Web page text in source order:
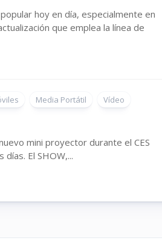
hoy en día, especialmente en
que emplea la línea de
Media Portátil Vídeo
mini proyector durante el CES
El SHOW,...